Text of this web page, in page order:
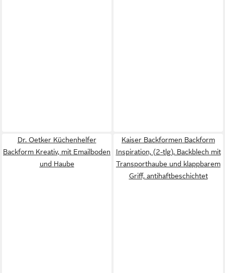
Dr. Oetker Küchenhelfer
Backform Kreativ, mit Emailboden
und Haube
Kaiser Backformen Backform
Inspiration, (2-tlg), Backblech mit
Transporthaube und klappbarem
Griff, antihaftbeschichtet